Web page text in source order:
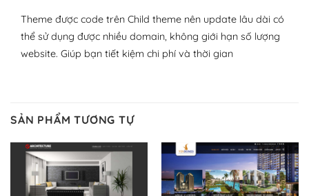
– Dễ sử dụng
Và bạn có toàn quyền tự do khi quyết định nơi lưu trữ
trang web WordPress của bạn.
Dễ dàng lựa chọn Hosting cho website WordPress
Theme được code trên Child theme nên update lâu dài có
thể sử dụng được nhiều domain, không giới hạn số lượng
website. Giúp bạn tiết kiệm chi phí và thời gian
SẢN PHẨM TƯƠNG TỰ